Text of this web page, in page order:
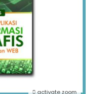
activate zoom